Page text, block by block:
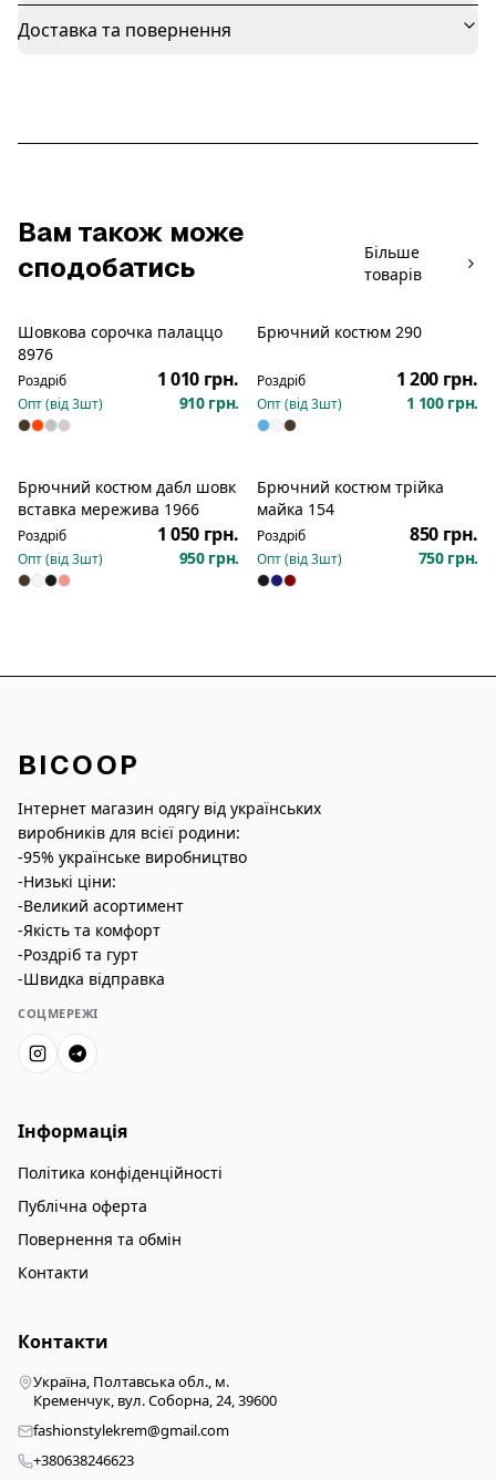
Доставка та повернення
Вам також може
сподобатись
Більше
товарів
Новинка
Шовкова сорочка палаццо
8976
Роздріб 1 010 грн.
Опт (від3шт) 910 грн.
Брючний костюм 290
Роздріб 1 200 грн.
Опт (від3шт) 1 100 грн.
Брючний костюм дабл шовк
вставка мережива 1966
Роздріб 1 050 грн.
Опт (від3шт) 950 грн.
Новинка
Брючний костюм трійка
майка 154
Роздріб 850 грн.
Опт (від3шт) 750 грн.
BICOOP
Інтернет магазин одягу від українських
виробників для всієї родини:
-95% українське виробництво
-Низькі ціни:
-Великий асортимент
-Якість та комфорт
-Роздріб та гурт
-Швидка відправка
СОЦМЕРЕЖІ
Інформація
Політика конфіденційності
Публічна оферта
Повернення та обмін
Контакти
Контакти
Україна, Полтавська обл., м.
Кременчук, вул. Соборна, 24, 39600
fashionstylekrem@gmail.com
+380638246623